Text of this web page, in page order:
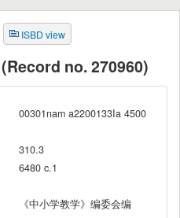
ISBD view
no. 270960)
00301nam a2200133Ia 4500
310.3
6480 c.1
《中小学教学》编委会编